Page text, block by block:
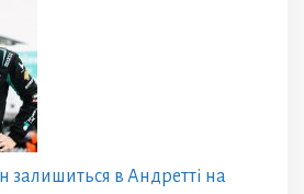
залишиться в Андретті на